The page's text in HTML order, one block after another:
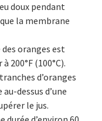
doux pendant
la membrane
oranges est
200°F (100°C).
d’oranges
dessus d’une
le jus.